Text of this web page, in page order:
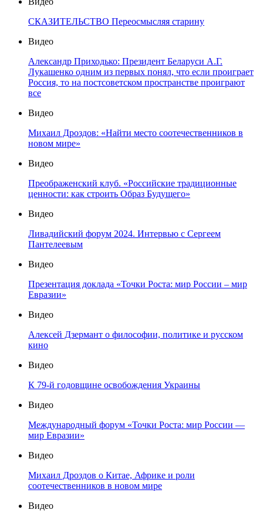
СКАЗИТЕЛЬСТВО Переосмысляя старину
Видео
Александр Приходько: Президент Беларуси А.Г.
Лукашенко одним из первых понял, что если проиграет
Россия, то на постсоветском пространстве проиграют
все
Видео
Михаил Дроздов: «Найти место соотечественников в
новом мире»
Видео
Преображенский клуб. «Российские традиционные
ценности: как строить Образ Будущего»
Видео
Ливадийский форум 2024. Интервью с Сергеем
Пантелеевым
Видео
Презентация доклада «Точки Роста: мир России – мир
Евразии»
Видео
Алексей Дзермант о философии, политике и русском
кино
Видео
К 79-й годовщине освобождения Украины
Видео
Международный форум «Точки Роста: мир России —
мир Евразии»
Видео
Михаил Дроздов о Китае, Африке и роли
соотечественников в новом мире
Видео